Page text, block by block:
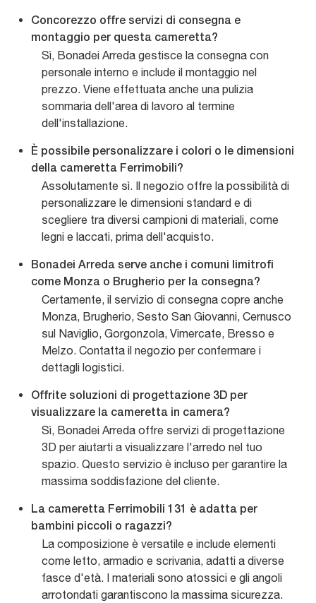
Concorezzo offre servizi di consegna e
montaggio per questa cameretta?
Sì, Bonadei Arreda gestisce la consegna con
personale interno e include il montaggio nel
prezzo. Viene effettuata anche una pulizia
sommaria dell'area di lavoro al termine
dell'installazione.
È possibile personalizzare i colori o le dimensioni
della cameretta Ferrimobili?
Assolutamente sì. Il negozio offre la possibilità di
personalizzare le dimensioni standard e di
scegliere tra diversi campioni di materiali, come
legni e laccati, prima dell'acquisto.
Bonadei Arreda serve anche i comuni limitrofi
come Monza o Brugherio per la consegna?
Certamente, il servizio di consegna copre anche
Monza, Brugherio, Sesto San Giovanni, Cernusco
sul Naviglio, Gorgonzola, Vimercate, Bresso e
Melzo. Contatta il negozio per confermare i
dettagli logistici.
Offrite soluzioni di progettazione 3D per
visualizzare la cameretta in camera?
Sì, Bonadei Arreda offre servizi di progettazione
3D per aiutarti a visualizzare l'arredo nel tuo
spazio. Questo servizio è incluso per garantire la
massima soddisfazione del cliente.
La cameretta Ferrimobili 131 è adatta per
bambini piccoli o ragazzi?
La composizione è versatile e include elementi
come letto, armadio e scrivania, adatti a diverse
fasce d'età. I materiali sono atossici e gli angoli
arrotondati garantiscono la massima sicurezza.